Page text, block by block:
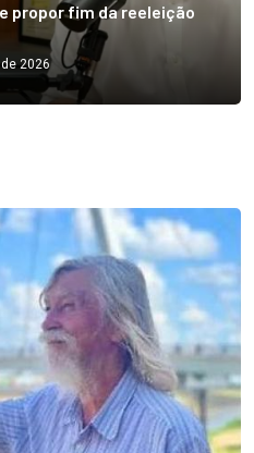
propor fim da reeleição
2026